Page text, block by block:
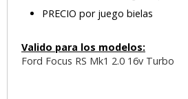
PRECIO por juego bielas
Valido para los modelos:
Ford Focus RS Mk1 2.0 16v Turbo